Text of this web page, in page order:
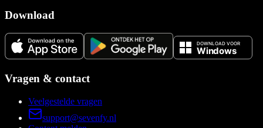
Download
Vragen & contact
Veelgestelde vragen
support@sevenfy.nl